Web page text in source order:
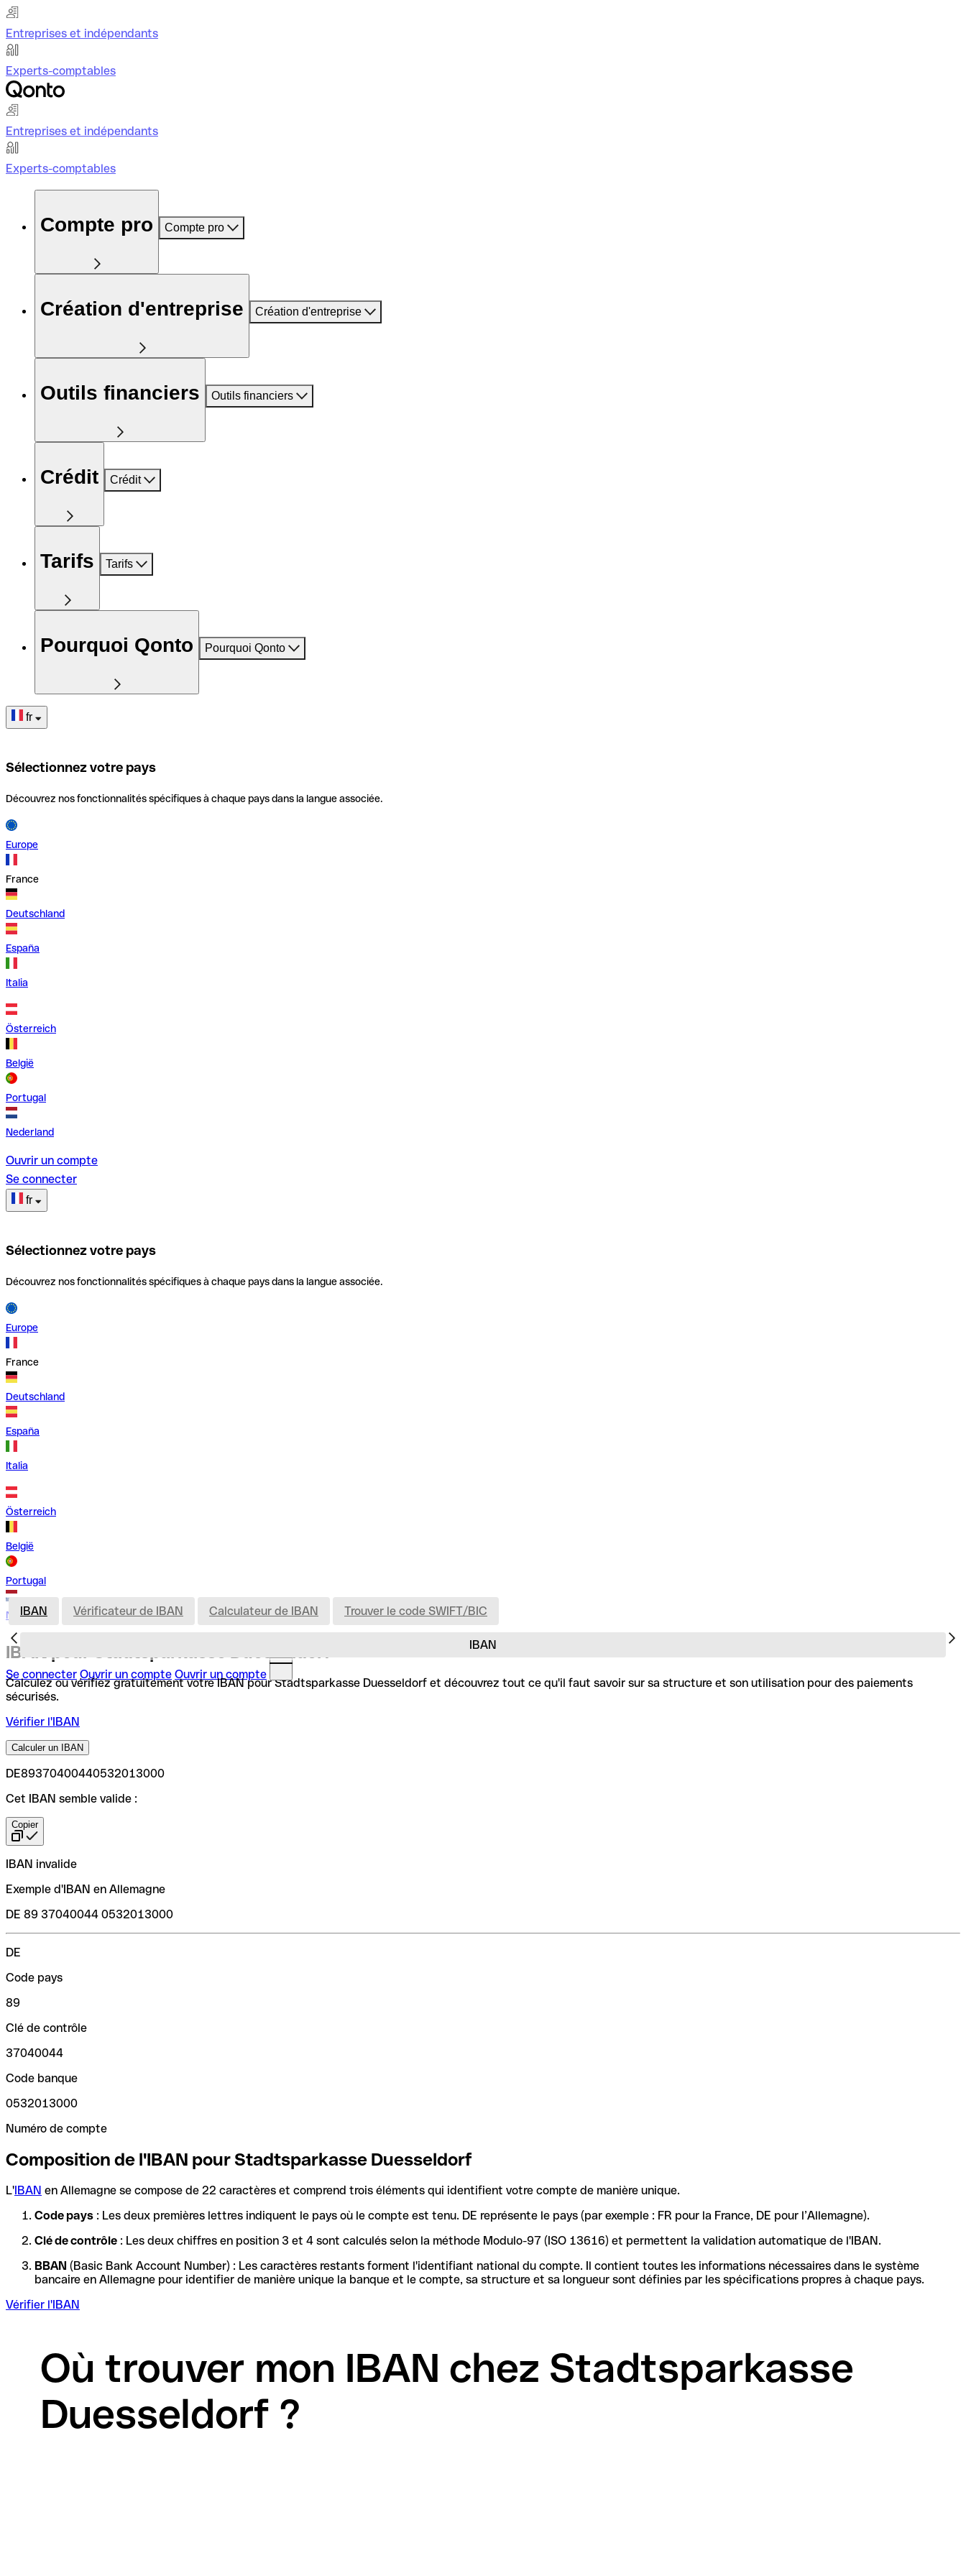
Entreprises et indépendants
Experts-comptables
Entreprises et indépendants
Experts-comptables
Compte pro Compte pro
Création d'entreprise Création d'entreprise
Outils financiers Outils financiers
Crédit Crédit
Tarifs Tarifs
Pourquoi Qonto Pourquoi Qonto
fr
Sélectionnez votre pays
Découvrez nos fonctionnalités spécifiques à chaque pays dans la langue associée.
Europe
France
Deutschland
España
Italia
Österreich
België
Portugal
Nederland
Ouvrir un compte
Se connecter
fr
Sélectionnez votre pays
Découvrez nos fonctionnalités spécifiques à chaque pays dans la langue associée.
Europe
France
Deutschland
España
Italia
Österreich
België
Portugal
Nederland
Se connecter Ouvrir un compte Ouvrir un compte
IBAN
IBAN Vérificateur de IBAN Calculateur de IBAN Trouver le code SWIFT/BIC
IBAN pour Stadtsparkasse Duesseldorf
Calculez ou vérifiez gratuitement votre IBAN pour Stadtsparkasse Duesseldorf et découvrez tout ce qu'il faut savoir sur sa structure et son utilisation pour des paiements
sécurisés.
Vérifier l'IBAN
Calculer un IBAN
DE89370400440532013000
Cet IBAN semble valide :
Copier
IBAN invalide
Exemple d'IBAN en Allemagne
DE 89 37040044 0532013000
DE
Code pays
89
Clé de contrôle
37040044
Code banque
0532013000
Numéro de compte
Composition de l'IBAN pour Stadtsparkasse Duesseldorf
L'IBAN en Allemagne se compose de 22 caractères et comprend trois éléments qui identifient votre compte de manière unique.
Code pays : Les deux premières lettres indiquent le pays où le compte est tenu. DE représente le pays (par exemple : FR pour la France, DE pour l’Allemagne).
Clé de contrôle : Les deux chiffres en position 3 et 4 sont calculés selon la méthode Modulo-97 (ISO 13616) et permettent la validation automatique de l'IBAN.
BBAN (Basic Bank Account Number) : Les caractères restants forment l'identifiant national du compte. Il contient toutes les informations nécessaires dans le système
bancaire en Allemagne pour identifier de manière unique la banque et le compte, sa structure et sa longueur sont définies par les spécifications propres à chaque pays.
Vérifier l'IBAN
Où trouver mon IBAN chez Stadtsparkasse
Duesseldorf ?